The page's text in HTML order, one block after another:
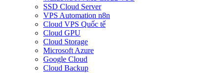
SSD Cloud Server
VPS Automation n8n
Cloud VPS Quốc tế
Cloud GPU
Cloud Storage
Microsoft Azure
Google Cloud
Cloud Backup